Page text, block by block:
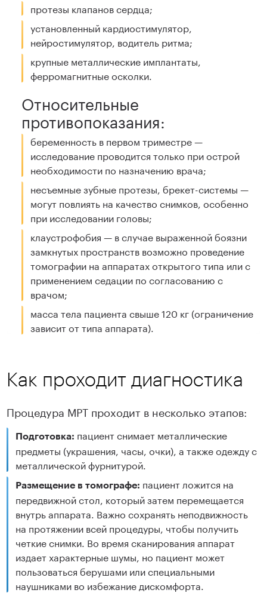
протезы клапанов сердца;
установленный кардиостимулятор,
нейростимулятор, водитель ритма;
крупные металлические имплантаты,
ферромагнитные осколки.
Относительные
противопоказания:
беременность в первом триместре —
исследование проводится только при острой
необходимости по назначению врача;
несъемные зубные протезы, брекет-системы —
могут повлиять на качество снимков, особенно
при исследовании головы;
клаустрофобия — в случае выраженной боязни
замкнутых пространств возможно проведение
томографии на аппаратах открытого типа или с
применением седации по согласованию с
врачом;
масса тела пациента свыше 120 кг (ограничение
зависит от типа аппарата).
Как проходит диагностика
Процедура МРТ проходит в несколько этапов:
Подготовка: пациент снимает металлические
предметы (украшения, часы, очки), а также одежду с
металлической фурнитурой.
Размещение в томографе: пациент ложится на
передвижной стол, который затем перемещается
внутрь аппарата. Важно сохранять неподвижность
на протяжении всей процедуры, чтобы получить
четкие снимки. Во время сканирования аппарат
издает характерные шумы, но пациент может
пользоваться берушами или специальными
наушниками во избежание дискомфорта.